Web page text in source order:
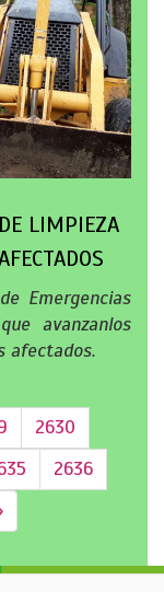
LIMPIEZA
Emergencias
avanzanlos
afectados.
2630
2636